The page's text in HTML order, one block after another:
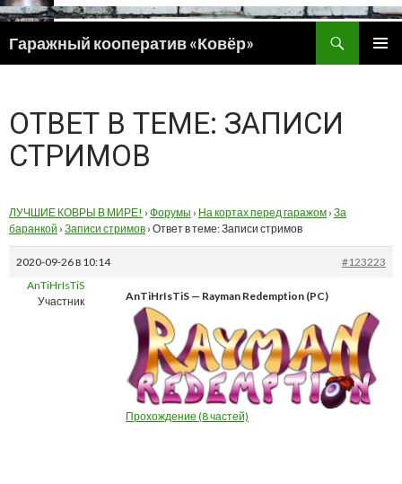
Гаражный кооператив «Ковёр»
ПЕРЕЙТИ
ОТВЕТ В ТЕМЕ: ЗАПИСИ
СТРИМОВ
ЛУЧШИЕ КОВРЫ В МИРЕ! › Форумы › На кортах перед гаражом › За
баранкой › Записи стримов › Ответ в теме: Записи стримов
2020-09-26 в 10:14
#123223
AnTiHrIsTiS
Участник
AnTiHrIsTiS — Rayman Redemption (PC)
Прохождение (8 частей)